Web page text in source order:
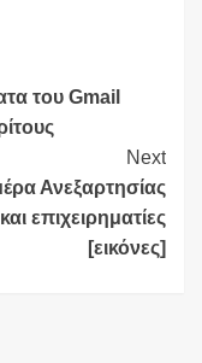
του Gmail
Next
Ανεξαρτησίας
επιχειρηματίες
[εικόνες]